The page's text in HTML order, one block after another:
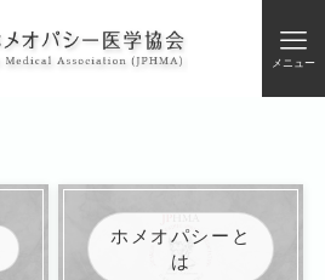
メニュー
ホメオパシーと
は